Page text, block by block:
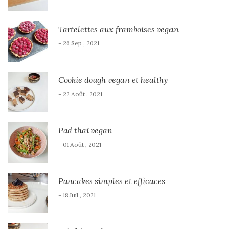
Tartelettes aux framboises vegan
- 26 Sep , 2021
Cookie dough vegan et healthy
- 22 Août , 2021
Pad thaï vegan
- 01 Août , 2021
Pancakes simples et efficaces
- 18 Juil , 2021